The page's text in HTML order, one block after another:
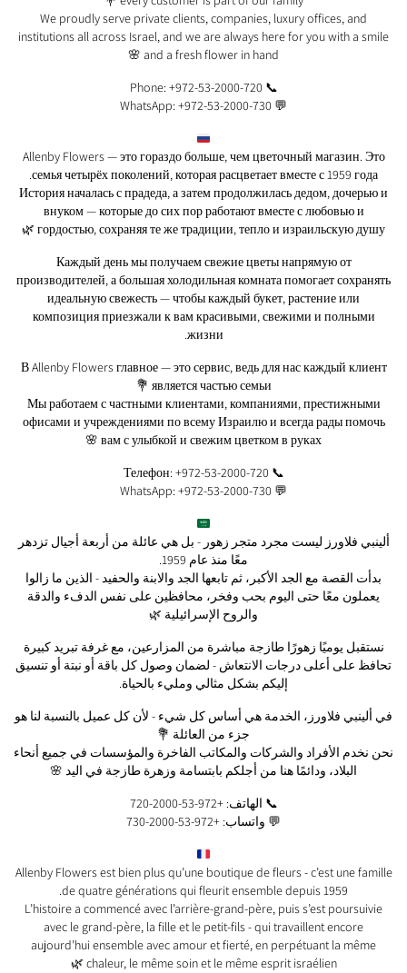
We proudly serve private clients, companies, luxury offices, and
institutions all across Israel, and we are always here for you with a smile
and a fresh flower in hand 🌸
📞 Phone: +972-53-2000-720
💬 WhatsApp: +972-53-2000-730
Allenby Flowers — это гораздо больше, чем цветочный магазин. Это
семья четырёх поколений, которая расцветает вместе с 1959 года.
История началась с прадеда, а затем продолжилась дедом, дочерью и
внуком — которые до сих пор работают вместе с любовью и
гордостью, сохраняя те же традиции, тепло и израильскую душу 🌿
Каждый день мы получаем свежие цветы напрямую от
производителей, а большая холодильная комната помогает сохранять
идеальную свежесть — чтобы каждый букет, растение или
композиция приезжали к вам красивыми, свежими и полными
жизни.
В Allenby Flowers главное — это сервис, ведь для нас каждый клиент
является частью семьи 💐
Мы работаем с частными клиентами, компаниями, престижными
офисами и учреждениями по всему Израилю и всегда рады помочь
вам с улыбкой и свежим цветком в руках 🌸
📞 Телефон: +972-53-2000-720
💬 WhatsApp: +972-53-2000-730
ألينبي فلاورز ليست مجرد متجر زهور - بل هي عائلة من أربعة أجيال تزدهر
معًا منذ عام 1959.
بدأت القصة مع الجد الأكبر، ثم تابعها الجد والابنة والحفيد - الذين ما زالوا
يعملون معًا حتى اليوم بحب وفخر، محافظين على نفس الدفء والدقة
والروح الإسرائيلية 🌿
نستقبل يوميًا زهورًا طازجة مباشرة من المزارعين، مع غرفة تبريد كبيرة
تحافظ على أعلى درجات الانتعاش - لضمان وصول كل باقة أو نبتة أو تنسيق
إليكم بشكل مثالي ومليء بالحياة.
في ألينبي فلاورز، الخدمة هي أساس كل شيء - لأن كل عميل بالنسبة لنا هو
جزء من العائلة 💐
نحن نخدم الأفراد والشركات والمكاتب الفاخرة والمؤسسات في جميع أنحاء
البلاد، ودائمًا هنا من أجلكم بابتسامة وزهرة طازجة في اليد 🌸
📞 الهاتف: +972-53-2000-720
💬 واتساب: +972-53-2000-730
Allenby Flowers est bien plus qu’une boutique de fleurs - c’est une famille
de quatre générations qui fleurit ensemble depuis 1959.
L’histoire a commencé avec l’arrière-grand-père, puis s’est poursuivie
avec le grand-père, la fille et le petit-fils - qui travaillent encore
aujourd’hui ensemble avec amour et fierté, en perpétuant la même
chaleur, le même soin et le même esprit israélien 🌿